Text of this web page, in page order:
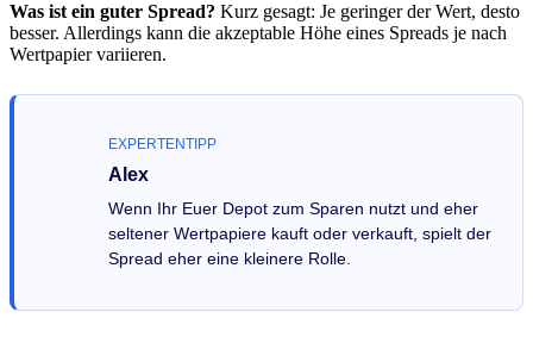
Was ist ein guter Spread? Kurz gesagt: Je geringer der Wert, desto
besser. Allerdings kann die akzeptable Höhe eines Spreads je nach
Wertpapier variieren.
EXPERTENTIPP
Alex
Wenn Ihr Euer Depot zum Sparen nutzt und eher
seltener Wertpapiere kauft oder verkauft, spielt der
Spread eher eine kleinere Rolle.